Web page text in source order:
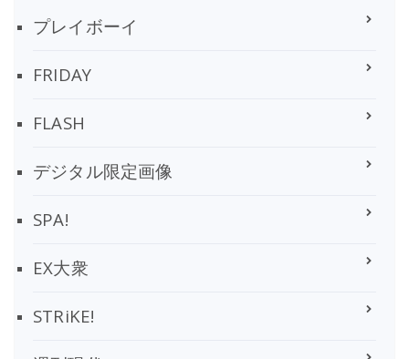
プレイボーイ
FRIDAY
FLASH
デジタル限定画像
SPA!
EX大衆
STRiKE!